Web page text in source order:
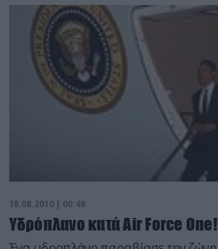
18.08.2010 | 00:48
Yδρόπλανο κατά Air Force One!